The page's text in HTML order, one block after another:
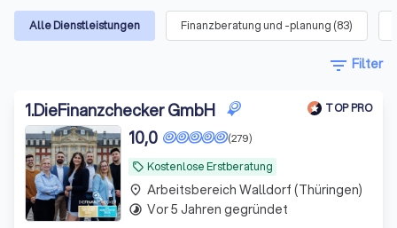
nach dem richtigen Berater schnell kompliziert. Wir bieten
Ihnen für Ihre Finanzen Experten für Versicherungen,
Immobilienfinanzierungen, Geldanlagen, Altersvorsorge und
vieles mehr. Finden Sie jetzt mit Trustlocal den besten
Alle Dienstleistungen Finanzberatung und -planung (83)
filter_list Filter
1.DieFinanzchecker GmbH TOP PRO
local_offer Kostenlose Erstberatung
(279)
10,0
place Arbeitsbereich Walldorf (Thüringen)
timelapse Vor 5 Jahren gegründet